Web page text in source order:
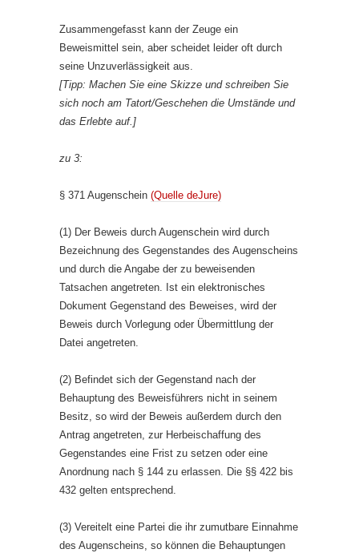
Zusammengefasst kann der Zeuge ein
Beweismittel sein, aber scheidet leider oft durch
seine Unzuverlässigkeit aus.
[Tipp: Machen Sie eine Skizze und schreiben Sie
sich noch am Tatort/Geschehen die Umstände und
das Erlebte auf.]
zu 3:
§ 371 Augenschein (Quelle deJure)
(1) Der Beweis durch Augenschein wird durch
Bezeichnung des Gegenstandes des Augenscheins
und durch die Angabe der zu beweisenden
Tatsachen angetreten. Ist ein elektronisches
Dokument Gegenstand des Beweises, wird der
Beweis durch Vorlegung oder Übermittlung der
Datei angetreten.
(2) Befindet sich der Gegenstand nach der
Behauptung des Beweisführers nicht in seinem
Besitz, so wird der Beweis außerdem durch den
Antrag angetreten, zur Herbeischaffung des
Gegenstandes eine Frist zu setzen oder eine
Anordnung nach § 144 zu erlassen. Die §§ 422 bis
432 gelten entsprechend.
(3) Vereitelt eine Partei die ihr zumutbare Einnahme
des Augenscheins, so können die Behauptungen